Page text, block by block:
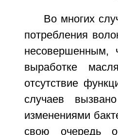
Во многих
потребления
несовершенным,
выработке
отсутствие
случаев
изменениями
свою очередь